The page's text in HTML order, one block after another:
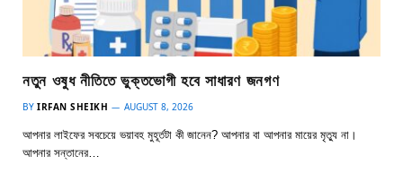
নতুন ওষুধ নীতিতে ভুক্তভোগী হবে সাধারণ জনগণ
BY IRFAN SHEIKH AUGUST 8, 2026
আপনার লাইফের সবচেয়ে ভয়াবহ মুহূর্তটা কী জানেন? আপনার বা আপনার মায়ের মৃত্যু না।
আপনার সন্তানের…